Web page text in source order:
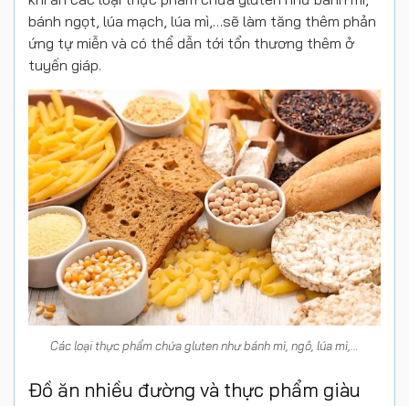
bánh ngọt, lúa mạch, lúa mì,…sẽ làm tăng thêm phản
ứng tự miễn và có thể dẫn tới tổn thương thêm ở
tuyến giáp.
Các loại thực phẩm chứa gluten như bánh mì, ngô, lúa mì,…
Đồ ăn nhiều đường và thực phẩm giàu